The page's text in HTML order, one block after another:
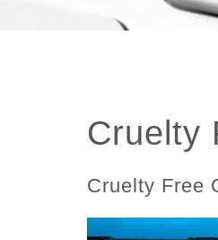
Cruelty
Cruelty Free